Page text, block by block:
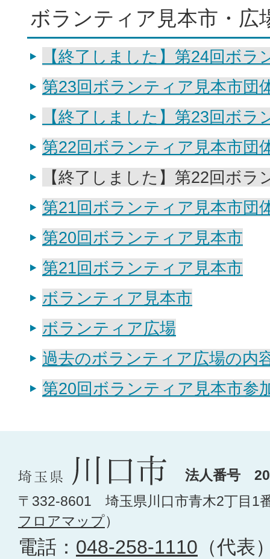
ボランティア見本市・広
【終了しました】第24回ボラ
第23回ボランティア見本市団
【終了しました】第23回ボラ
第22回ボランティア見本市団
【終了しました】第22回ボラ
第21回ボランティア見本市団
第20回ボランティア見本市
第21回ボランティア見本市
ボランティア見本市
ボランティア広場
過去のボランティア広場の内
第20回ボランティア見本市参
法人番号
〒332-8601 埼玉県川口市青木2丁目1
フロアマップ）
電話： 048-258-1110 （代表